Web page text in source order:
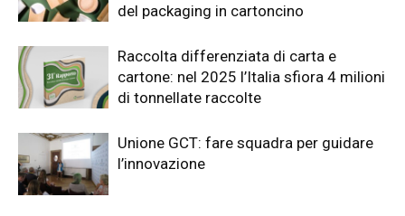
del packaging in cartoncino
Raccolta differenziata di carta e
cartone: nel 2025 l’Italia sfiora 4 milioni
di tonnellate raccolte
Unione GCT: fare squadra per guidare
l’innovazione